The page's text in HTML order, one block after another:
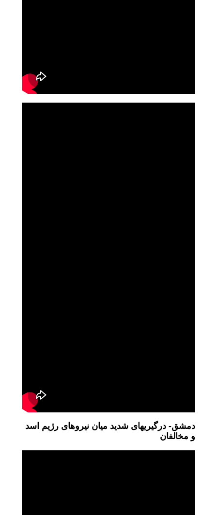
دمشق- درگیریهای شدید میان نیروهای رژیم اسد
و مخالفان